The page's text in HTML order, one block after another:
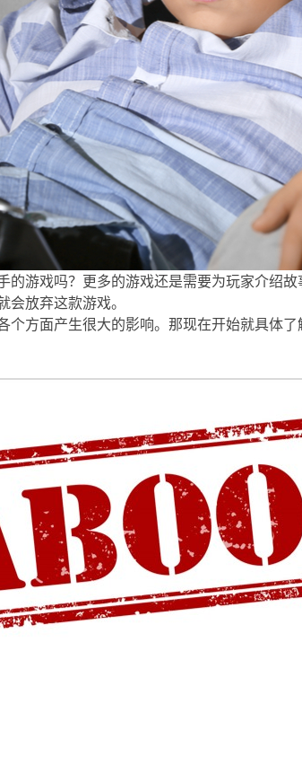
游戏吗？更多的游戏还是需要为玩家介绍
放弃这款游戏。
方面产生很大的影响。那现在开始就具体了